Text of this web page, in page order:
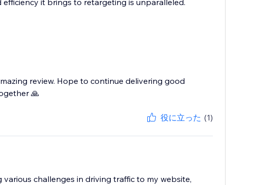
it brings to retargeting is unparalleled.
review. Hope to continue delivering good
🙏
役に立った (1)
challenges in driving traffic to my website,